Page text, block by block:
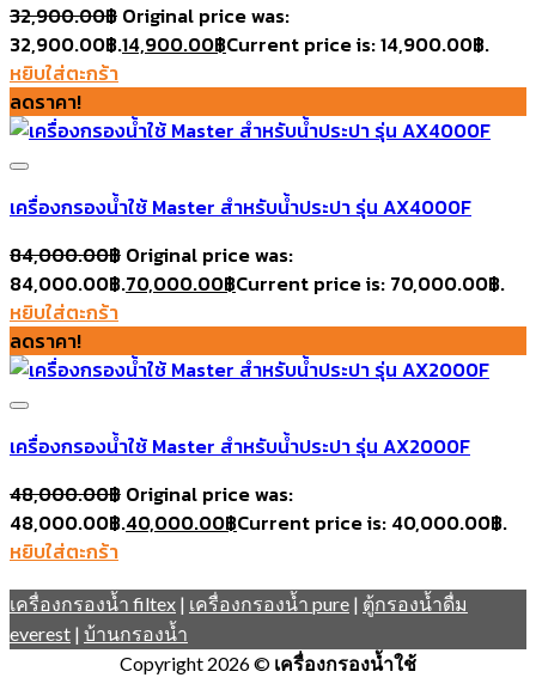
32,900.00฿ Original price was:
32,900.00฿.14,900.00฿Current price is: 14,900.00฿.
หยิบใส่ตะกร้า
ลดราคา!
เครื่องกรองน้ำใช้ Master สำหรับน้ำประปา รุ่น AX4000F
84,000.00฿ Original price was:
84,000.00฿.70,000.00฿Current price is: 70,000.00฿.
หยิบใส่ตะกร้า
ลดราคา!
เครื่องกรองน้ำใช้ Master สำหรับน้ำประปา รุ่น AX2000F
48,000.00฿ Original price was:
48,000.00฿.40,000.00฿Current price is: 40,000.00฿.
หยิบใส่ตะกร้า
เครื่องกรองน้ำ filtex | เครื่องกรองน้ำ pure | ตู้กรองน้ำดื่ม
everest | บ้านกรองน้ำ
Copyright 2026 © เครื่องกรองน้ำใช้